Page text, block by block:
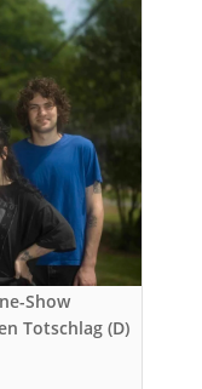
Show
Totschlag (D)